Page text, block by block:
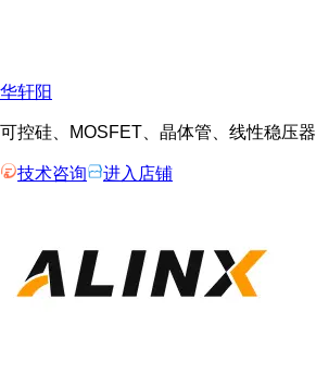
华轩阳
可控硅、MOSFET、晶体管、线性稳压器
技术咨询 进入店铺